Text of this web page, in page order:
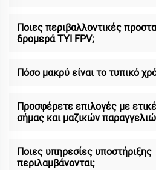
Ποιες περιβαλλοντικές
δρομερά TYI FPV;
Πόσο μακρύ είναι το τυπικό
Προσφέρετε επιλογές με
σήμας και μαζικών
Ποιες υπηρεσίες υποστήριξης
περιλαμβάνονται;